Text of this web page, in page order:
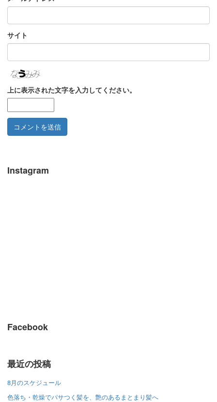
サイト
上に表示された文字を入力してください。
Instagram
Facebook
最近の投稿
8月のスケジュール
色落ち・乾燥でパサつく髪を、艶のあるまとまり髪へ